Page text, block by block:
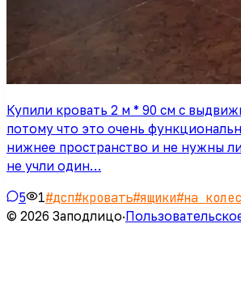
Купили кровать 2 м * 90 см с
потому что это очень
нижнее пространство и не нужны
не учли один…
5 1#дсп#кровать#ящики#на
© 2026 Заподлицо·